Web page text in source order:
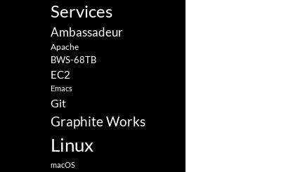
Services
Ambassadeur
Apache
BWS-68TB
EC2
Emacs
Git
Graphite Works
Linux
macOS